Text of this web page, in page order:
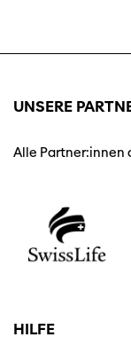
UNSERE
Alle Partner:innen
HILFE